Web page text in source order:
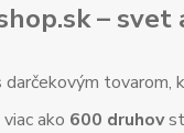
– svet
ako 600 druhov